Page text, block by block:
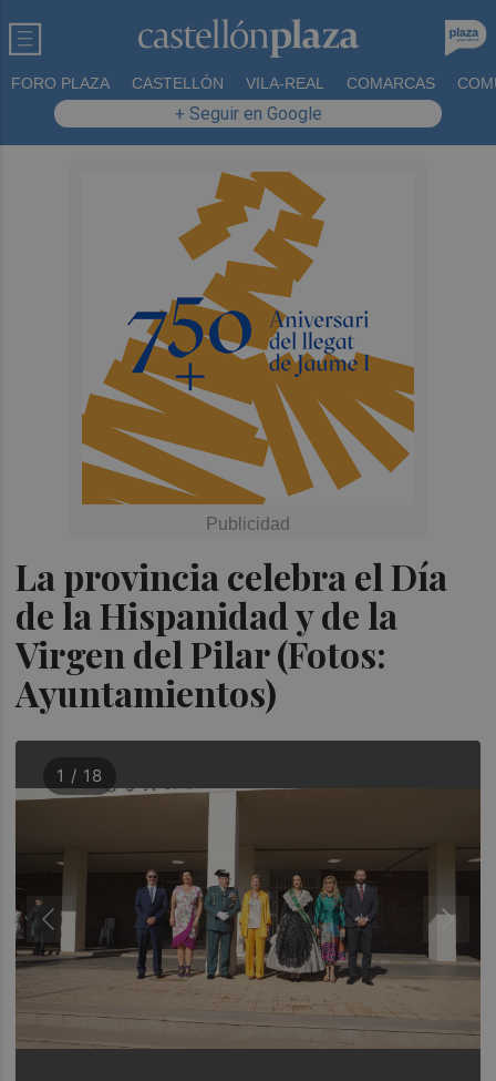
FORO PLAZA CASTELLÓN VILA-REAL COMARCAS
+ Seguir en Google
La provincia celebra el Día
de la Hispanidad y de la
Virgen del Pilar (Fotos:
Ayuntamientos)
1 / 18